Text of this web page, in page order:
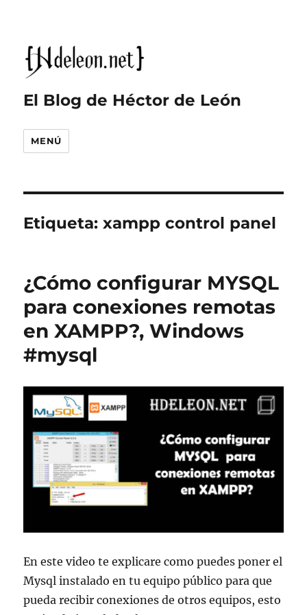
El Blog de Héctor de León
MENÚ
Etiqueta:xampp control panel
¿Cómo configurar MYSQL
para conexiones remotas
en XAMPP?, Windows
#mysql
En este video te explicare como puedes poner el
Mysql instalado en tu equipo público para que
pueda recibir conexiones de otros equipos, esto